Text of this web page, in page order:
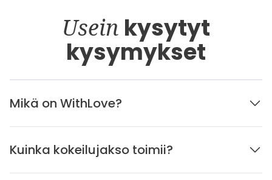
Usein kysytyt
kysymykset
Mikä on WithLove?
Kuinka kokeilujakso toimii?